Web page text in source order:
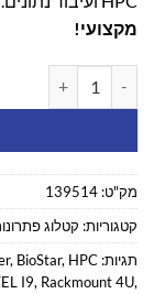
מקצועי!
מק"ט: 139514
קטגוריות: קטלוג
תגיות:
, BioStar, HPC שרת
I9, Rackmount 4U,